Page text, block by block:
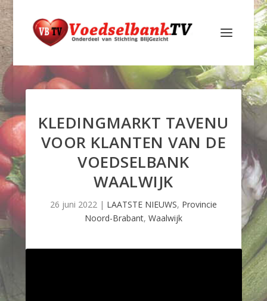
KLEDINGMARKT TAVENU
VOOR KLANTEN VAN DE
VOEDSELBANK
WAALWIJK
26 juni 2022| LAATSTE NIEUWS, Provincie
Noord-Brabant, Waalwijk